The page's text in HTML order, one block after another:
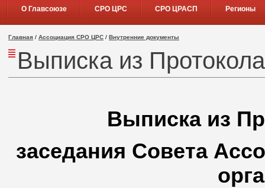
О Главсоюзе СРО ЦРС СРО ЦРАСП Регионы
Главная / Ассоциация СРО ЦРС / Внутренние документы
Выписка из
Выписка из
заседания Совета